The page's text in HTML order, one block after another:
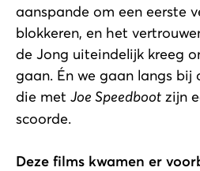
aanspande om een eerste
blokkeren, en het
de Jong uiteindelijk kreeg
gaan. Én we gaan langs bij
die met Joe Speedboot zijn
scoorde.
Deze films kwamen er